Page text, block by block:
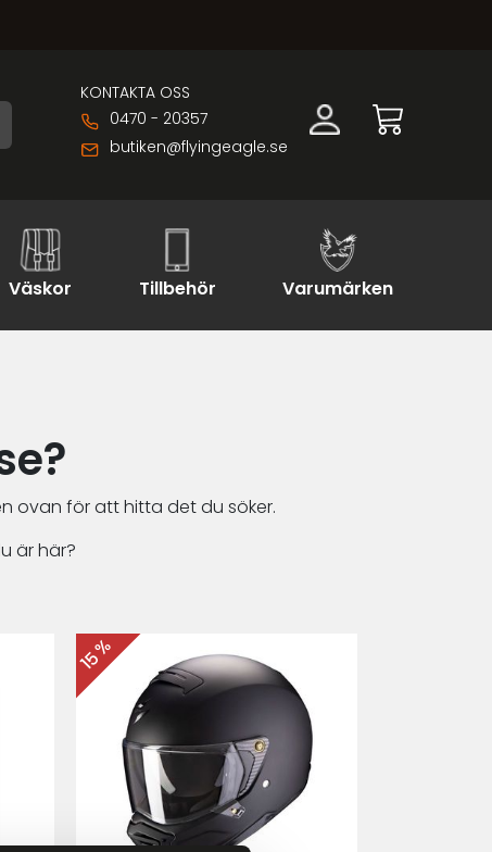
KONTAKTA OSS
0470 - 20357
butiken@flyingeagle.se
Väskor Tillbehör Varumärken
ovan för att hitta det du söker.
är här?
15 %